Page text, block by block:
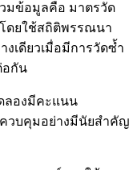
วมข้อมูลคือ มาตรวัด
ดยใช้สถิติพรรณนา
เดียวเมื่อมีการวัดซ้ำ
อกัน
ลองมีคะแนน
วบคุมอย่างมีนัยสำคัญ